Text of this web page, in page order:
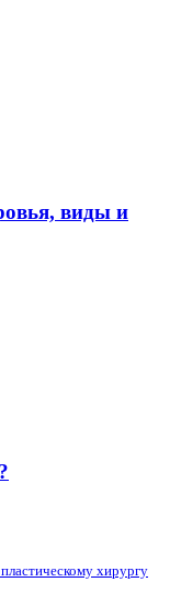
виды и
хирургу